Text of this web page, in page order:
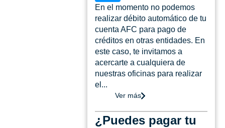
En el momento no podemos
realizar débito automático de tu
cuenta AFC para pago de
créditos en otras entidades. En
este caso, te invitamos a
acercarte a cualquiera de
nuestras oficinas para realizar
el...
Ver más
¿Puedes pagar tu